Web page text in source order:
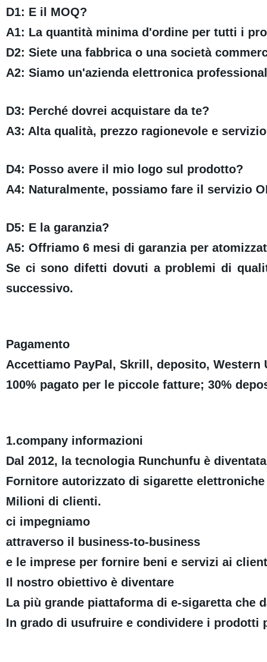
D1: E il MOQ?
A1: La quantità minima d'ordine per tutti i
D2: Siete una fabbrica o una società
A2: Siamo un'azienda elettronica
D3: Perché dovrei acquistare da te?
A3: Alta qualità, prezzo ragionevole e
D4: Posso avere il mio logo sul prodotto?
A4: Naturalmente, possiamo fare il servizio
D5: E la garanzia?
A5: Offriamo 6 mesi di garanzia per
Se ci sono difetti dovuti a problemi di
successivo.
Pagamento
Accettiamo PayPal, Skrill, deposito,
100% pagato per le piccole fatture; 30%
1.company informazioni
Dal 2012, la tecnologia Runchunfu è
Fornitore autorizzato di sigarette
Milioni di clienti.
ci impegniamo
attraverso il business-to-business
e le imprese per fornire beni e servizi ai
Il nostro obiettivo è diventare
La più grande piattaforma di e-sigaretta che
In grado di usufruire e condividere i